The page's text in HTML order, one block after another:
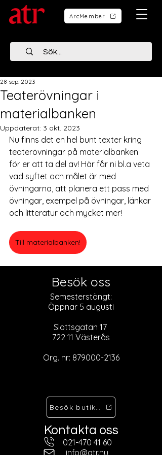
ArcMember
Teaterövningar i
materialbanken
28 sep. 2023
Uppdaterat: 3 okt. 2023
Nu finns det en hel bunt texter kring
teaterövningar på materialbanken
för er att ta del av! Här får ni bl.a veta
vad syftet och målet är med
övningarna, att planera ett pass med
övningar, exempel på övningar, länkar
och litteratur och mycket mer!
Till materialbanken!
Besök oss
Semesterstängt:
Öppnar 5 augusti
Slottsgatan 17
722 11 Västerås
Org. nr: 879000-2136
Besök butiken
Kontakta oss
021-470 41 60
info@atr.nu